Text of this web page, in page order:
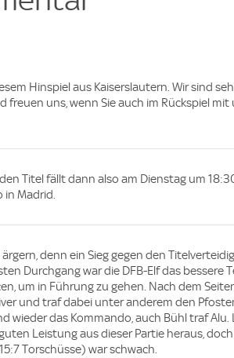
Hinspiel aus Kaiserslautern. Wir sind
freuen uns, wenn Sie auch im Rückspiel mit
Titel fällt dann also am Dienstag um
in Madrid.
denn ein Sieg gegen den
Durchgang war die DFB-Elf das bessere
um in Führung zu gehen. Nach dem
und traf dabei unter anderem den
wieder das Kommando, auch Bühl traf
Leistung aus dieser Partie heraus,
Torschüsse) war schwach.